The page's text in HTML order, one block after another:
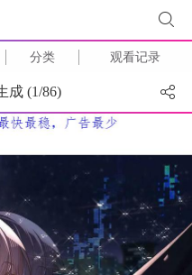
分类 观看记录
成 (1/86)